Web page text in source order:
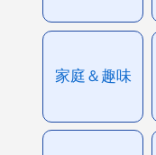
家庭＆趣味